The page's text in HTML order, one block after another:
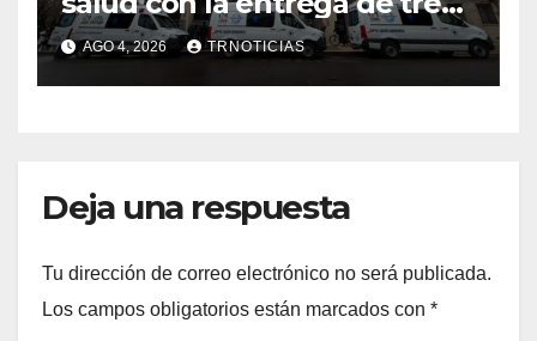
nuevas ambulancias para
Cauquenes y Sagrada Familia
AGO 4, 2026 TRNOTICIAS
Deja una respuesta
Tu dirección de correo electrónico no será publicada.
Los campos obligatorios están marcados con *